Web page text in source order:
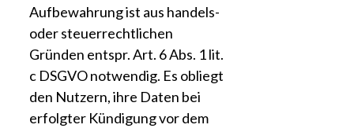
Aufbewahrung ist aus handels-
oder steuerrechtlichen
Gründen entspr. Art. 6 Abs. 1 lit.
c DSGVO notwendig. Es obliegt
den Nutzern, ihre Daten bei
erfolgter Kündigung vor dem